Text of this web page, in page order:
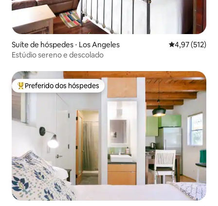
Suíte de hóspedes ⋅ Los Angeles 4,97 de uma
4,97 (512)
Estúdio sereno e descolado
Entre os melhores preferidos dos hóspedes
Preferido dos hóspedes